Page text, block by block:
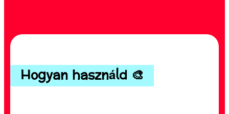
Hogyan használd 🎨